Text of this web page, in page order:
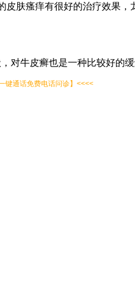
肤瘙痒有很好的治疗效果
对牛皮癣也是一种比较好的
键通话免费电话问诊】<<<<